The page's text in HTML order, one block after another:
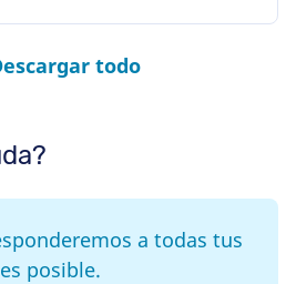
todo
a todas tus
posible.